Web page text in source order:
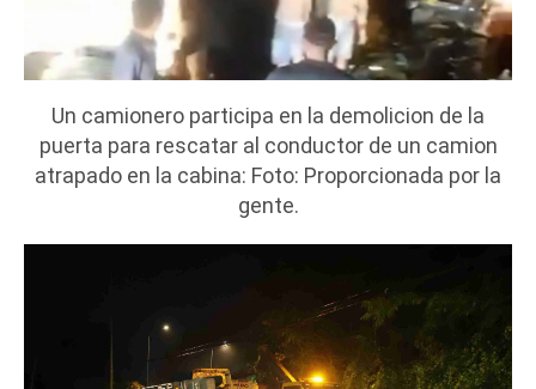
Un camionero participa en la demolicion de la
puerta para rescatar al conductor de un camion
atrapado en la cabina: Foto: Proporcionada por la
gente.